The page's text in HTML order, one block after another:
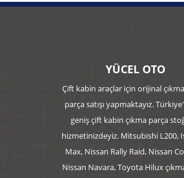
YÜCEL OTO
Çift kabin araçlar için orijinal
parça satışı yapmaktayız.
geniş çift kabin çıkma parça
hizmetinizdeyiz. Mitsubishi L200,
Max, Nissan Rally Raid, Nissan
Nissan Navara, Toyota Hilux